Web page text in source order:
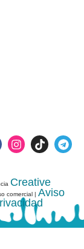
Creative
comercial | Aviso